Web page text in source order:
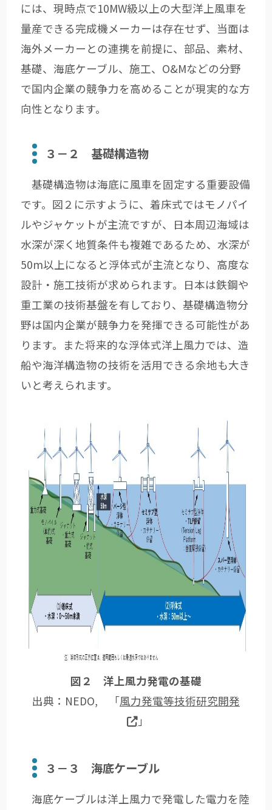
には、現時点で10MW級以上の大型洋上風車を
量産できる完成機メーカーは存在せず、当面は
海外メーカーとの連携を前提に、部品、素材、
基礎、海底ケーブル、施工、O&Mなどの分野
で国内企業の競争力を高めることが現実的な方
向性となります。
３－２ 基礎構造物
基礎構造物は海底に風車を固定する重要設備
です。図２に示すように、着床式ではモノパイ
ルやジャケットが主流ですが、日本周辺海域は
水深が深く地質条件も複雑であるため、水深が
50m以上になると浮体式が主流となり、高度な
設計・施工技術が求められます。日本は鉄鋼や
重工業の技術基盤を有しており、基礎構造物分
野は国内企業が競争力を発揮できる可能性があ
ります。また将来的な浮体式洋上風力では、造
船や海洋構造物の技術を活用できる余地も大き
いと考えられます。
図２ 洋上風力発電の基礎
出典：NEDO, 「風力発電等技術研究開発
」
３－３ 海底ケーブル
海底ケーブルは洋上風力で発電した電力を陸